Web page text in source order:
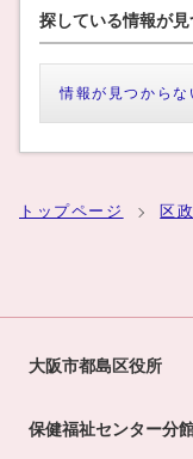
探している情報が
情報が見つからな
トップページ 区
大阪市都島区役所
保健福祉センター分